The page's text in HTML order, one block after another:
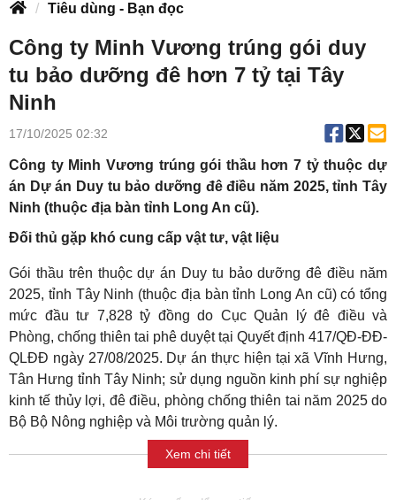
Tiêu dùng - Bạn đọc
Công ty Minh Vương trúng gói duy
tu bảo dưỡng đê hơn 7 tỷ tại Tây
Ninh
17/10/2025 02:32
Công ty Minh Vương trúng gói thầu hơn 7 tỷ thuộc dự
án Dự án Duy tu bảo dưỡng đê điều năm 2025, tỉnh Tây
Ninh (thuộc địa bàn tỉnh Long An cũ).
Đối thủ gặp khó cung cấp vật tư, vật liệu
Gói thầu trên thuộc dự án Duy tu bảo dưỡng đê điều năm
2025, tỉnh Tây Ninh (thuộc địa bàn tỉnh Long An cũ) có tổng
mức đầu tư 7,828 tỷ đồng do Cục Quản lý đê điều và
Phòng, chống thiên tai phê duyệt tại Quyết định 417/QĐ-ĐĐ-
QLĐĐ ngày 27/08/2025. Dự án thực hiện tại xã Vĩnh Hưng,
Tân Hưng tỉnh Tây Ninh; sử dụng nguồn kinh phí sự nghiệp
kinh tế thủy lợi, đê điều, phòng chống thiên tai năm 2025 do
Bộ Bộ Nông nghiệp và Môi trường quản lý.
Xem chi tiết